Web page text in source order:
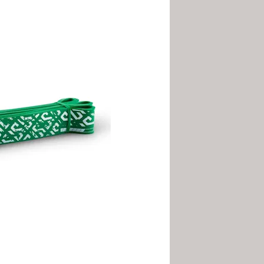
54 kg en ejercicios con
completo de